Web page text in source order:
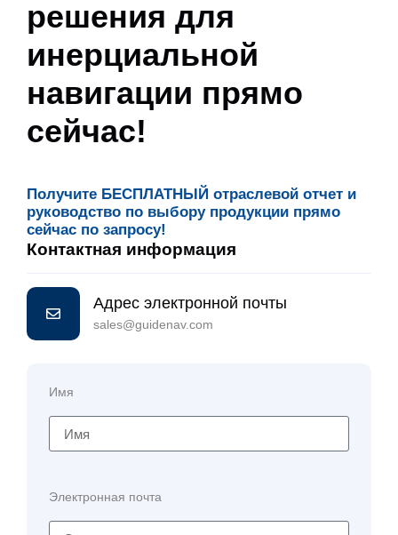
решения для
инерциальной
навигации прямо
сейчас!
Получите БЕСПЛАТНЫЙ отраслевой отчет и
руководство по выбору продукции прямо
сейчас по запросу!
Контактная информация
Адрес электронной почты
sales@guidenav.com
Имя
Электронная почта